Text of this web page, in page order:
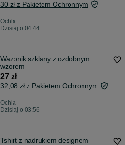
30 zł z Pakietem Ochronnym
Ochla
Dzisiaj o 04:44
Wazonik szklany z ozdobnym
wzorem
27 zł
32,08 zł z Pakietem Ochronnym
Ochla
Dzisiaj o 03:56
Tshirt z nadrukiem designem